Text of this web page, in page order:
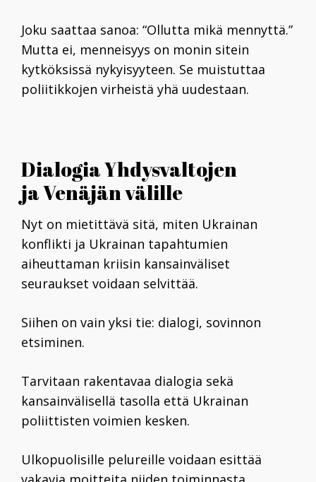
Joku saattaa sanoa: “Ollutta mikä mennyttä.”
Mutta ei, menneisyys on monin sitein
kytköksissä nykyisyyteen. Se muistuttaa
poliitikkojen virheistä yhä uudestaan.
Dialogia Yhdysvaltojen
ja Venäjän välille
Nyt on mietittävä sitä, miten Ukrainan
konflikti ja Ukrainan tapahtumien
aiheuttaman kriisin kansainväliset
seuraukset voidaan selvittää.
Siihen on vain yksi tie: dialogi, sovinnon
etsiminen.
Tarvitaan rakentavaa dialogia sekä
kansainvälisellä tasolla että Ukrainan
poliittisten voimien kesken.
Ulkopuolisille pelureille voidaan esittää